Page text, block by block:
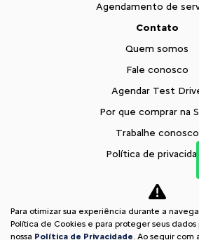
Agendamento de
Contato
Quem somos
Fale conosco
Agendar Test
Por que comprar na
Trabalhe conosco
Política de
Blog
Comparativo
Para otimizar sua experiência durante a
Política de Cookies e para proteger seus dados
nossa Política de Privacidade. Ao seguir com